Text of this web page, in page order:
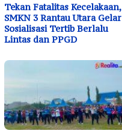
Tekan Fatalitas Kecelakaan,
SMKN 3 Rantau Utara Gelar
Sosialisasi Tertib Berlalu
Lintas dan PPGD